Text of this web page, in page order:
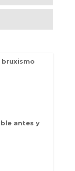
bruxismo
antes y